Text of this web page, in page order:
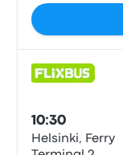
10:30
Helsinki, Ferry